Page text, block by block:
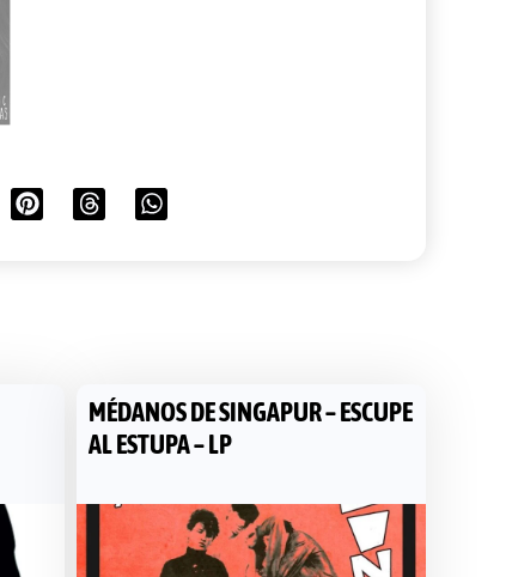
MÉDANOS DE SINGAPUR – ESCUPE
AL ESTUPA – LP